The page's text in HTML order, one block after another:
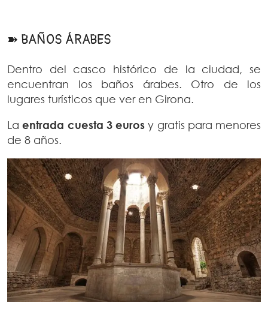
➽ BAÑOS ÁRABES
Dentro del casco histórico de la ciudad, se
encuentran los baños árabes. Otro de los
lugares turísticos que ver en Girona.
Laentrada cuesta 3 euros y gratis para menores
de 8 años.